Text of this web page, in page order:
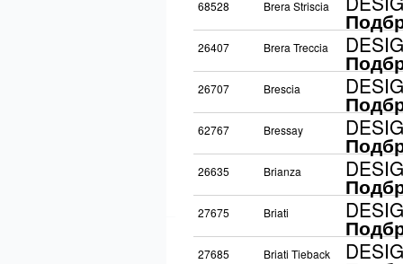
68528 Brera Striscia
26407 Brera Treccia
26707 Brescia
62767 Bressay
26635 Brianza
27675 Briati
27685 Briati Tieback